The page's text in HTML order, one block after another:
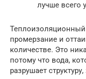
лучше всего
промерзание и
количестве. Это
потому что вода,
разрушает